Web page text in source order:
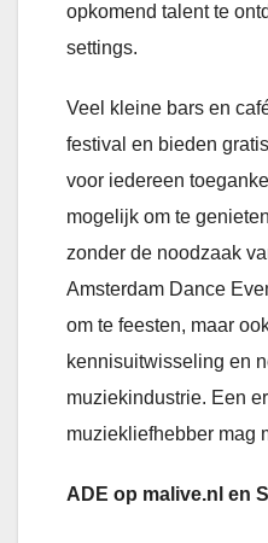
opkomend talent te
settings.
Veel kleine bars en
festival en bieden
voor iedereen
mogelijk om te
zonder de noodzaak
Amsterdam Dance
om te feesten, maar
kennisuitwisseling en
muziekindustrie. Een
muziekliefhebber mag
ADE op malive.nl en